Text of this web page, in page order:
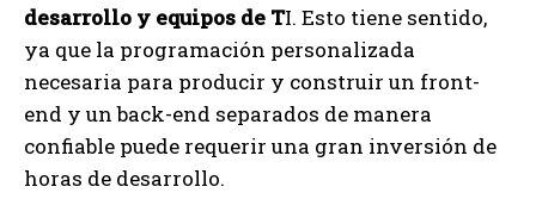
desarrollo y equipos de TI. Esto tiene sentido,
ya que la programación personalizada
necesaria para producir y construir un front-
end y un back-end separados de manera
confiable puede requerir una gran inversión de
horas de desarrollo.